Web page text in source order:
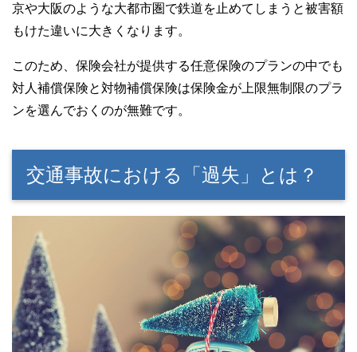
京や大阪のような大都市圏で鉄道を止めてしまうと被害額
もけた違いに大きくなります。
このため、保険会社が提供する任意保険のプランの中でも
対人補償保険と対物補償保険は保険金が上限無制限のプラ
ンを選んでおくのが無難です。
交通事故における「過失」とは？